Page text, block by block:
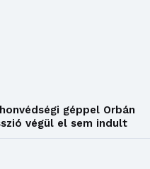
géppel Orbán
végül el sem indult